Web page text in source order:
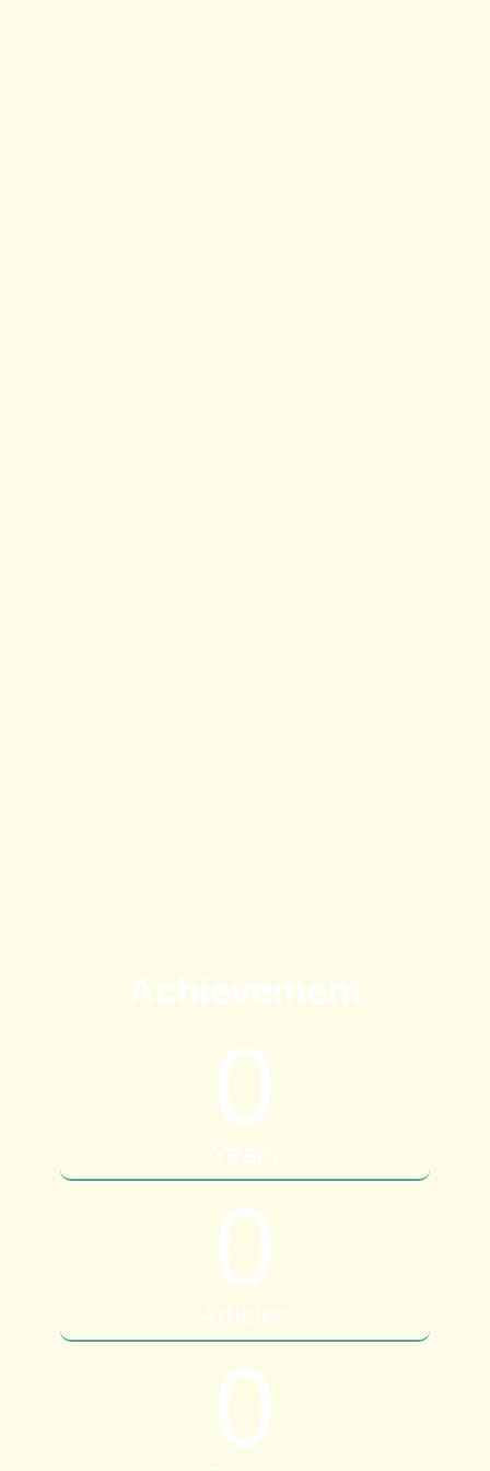
Achievement
Years
0
Articles
0
0